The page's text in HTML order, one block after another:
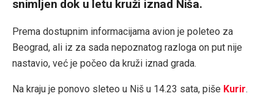
snimljen dok u letu kruži iznad Niša.
Prema dostupnim informacijama avion je poleteo za
Beograd, ali iz za sada nepoznatog razloga on put nije
nastavio, već je počeo da kruži iznad grada.
Na kraju je ponovo sleteo u Niš u 14.23 sata, piše Kurir.